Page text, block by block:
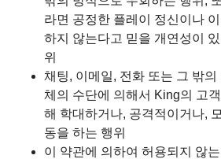
라면 공정한 플레이 정신이나
하지 않는다고 믿을 개연성이
위
채팅, 이메일, 전화 또는 그 밖
체의 수단에 의해서 King의 고
해 학대하거나, 공격적이거나,
동을 하는 행위
이 약관에 의하여 허용되지 않